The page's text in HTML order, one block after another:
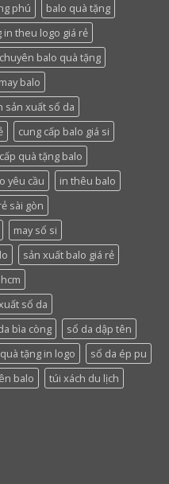
phú
balo quà tặng
in theu logo giá rẻ
chuyên balo quà tặng
balo
sản xuất sổ da
cung cấp balo giá si
quà tặng balo
yêu cầu
in thêu balo
sài gòn
may sổ si
sản xuất balo giá rẻ
sổ da
bìa còng
sổ da dập tên
tặng in logo
sổ da ép pu
balo túi xách du lịch